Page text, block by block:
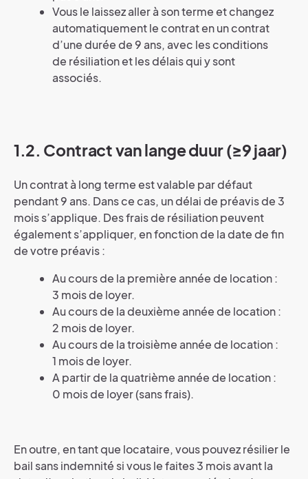
Vous le laissez aller à son terme et changez
automatiquement le contrat en un contrat
d’une durée de 9 ans, avec les conditions
de résiliation et les délais qui y sont
associés.
1.2. Contract van lange duur (≥9 jaar)
Un contrat à long terme est valable par défaut
pendant 9 ans. Dans ce cas, un délai de préavis de 3
mois s’applique. Des frais de résiliation peuvent
également s’appliquer, en fonction de la date de fin
de votre préavis :
Au cours de la première année de location :
3 mois de loyer.
Au cours de la deuxième année de location :
2 mois de loyer.
Au cours de la troisième année de location :
1 mois de loyer.
A partir de la quatrième année de location :
0 mois de loyer (sans frais).
En outre, en tant que locataire, vous pouvez résilier le
bail sans indemnité si vous le faites 3 mois avant la